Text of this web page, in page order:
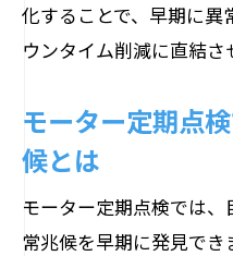
化することで、早期に
ウンタイム削減に直結さ
モーター定期点
候とは
モーター定期点検では
常兆候を早期に発見で